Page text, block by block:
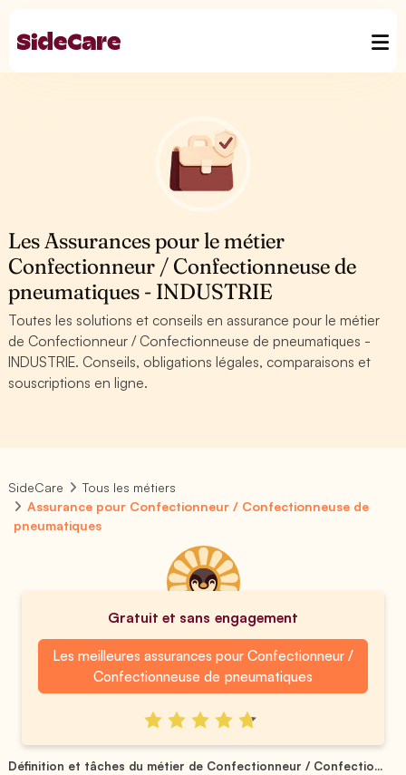
Les Assurances pour le métier
Confectionneur / Confectionneuse de
pneumatiques - INDUSTRIE
Toutes les solutions et conseils en assurance pour le métier
de Confectionneur / Confectionneuse de pneumatiques -
INDUSTRIE. Conseils, obligations légales, comparaisons et
souscriptions en ligne.
SideCare
Tous les métiers
Assurance pour Confectionneur / Confectionneuse de
pneumatiques
Gratuit et sans engagement
Les meilleures assurances pour Confectionneur /
Confectionneuse de pneumatiques
Définition et tâches du métier de Confectionneur / Confectio...